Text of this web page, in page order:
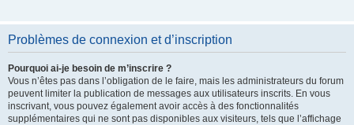
Problèmes de connexion et d’inscription
Pourquoi ai-je besoin de m’inscrire ?
Vous n’êtes pas dans l’obligation de le faire, mais les administrateurs du forum
peuvent limiter la publication de messages aux utilisateurs inscrits. En vous
inscrivant, vous pouvez également avoir accès à des fonctionnalités
supplémentaires qui ne sont pas disponibles aux visiteurs, tels que l’affichage